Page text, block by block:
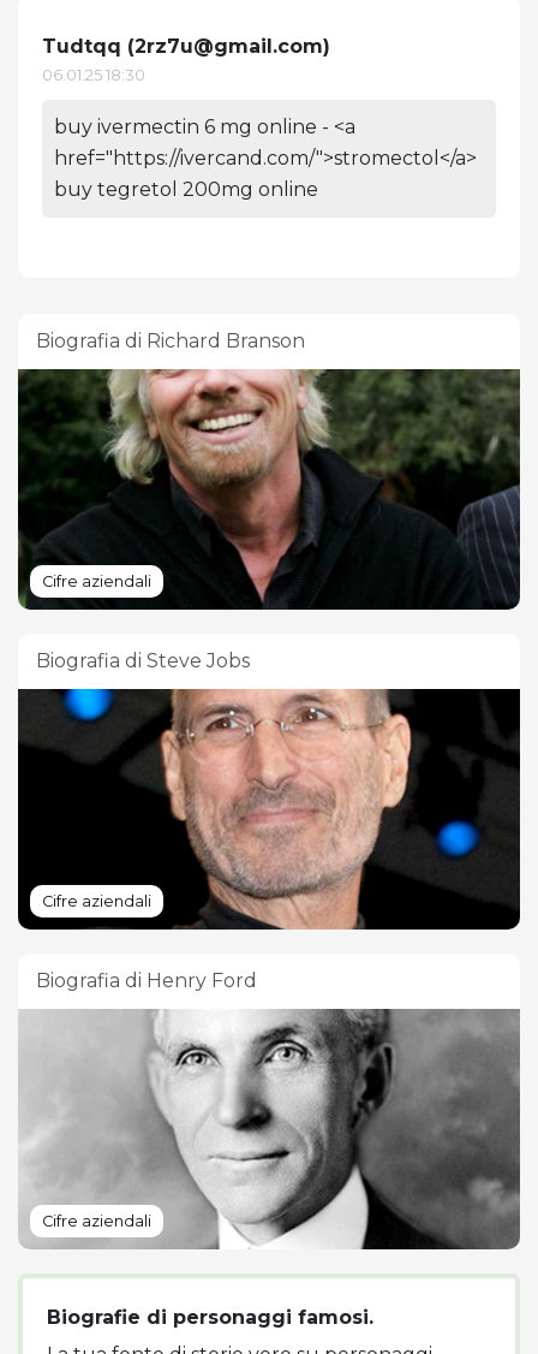
Tudtqq (2rz7u@gmail.com)
06.01.25 18:30
buy ivermectin 6 mg online - <a
href="https://ivercand.com/">stromectol</a>
buy tegretol 200mg online
Biografia di Richard Branson
Cifre aziendali
Biografia di Steve Jobs
Cifre aziendali
Biografia di Henry Ford
Cifre aziendali
Biografie di personaggi famosi.